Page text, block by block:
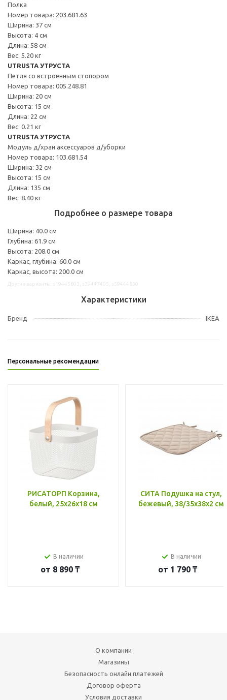
Полка
Номер товара: 203.681.63
Ширина: 37 см
Высота: 4 см
Длина: 58 см
Вес: 5.20 кг
UTRUSTA УТРУСТА
Петля со встроенным стопором
Номер товара: 005.248.81
Ширина: 20 см
Высота: 15 см
Длина: 22 см
Вес: 0.21 кг
UTRUSTA УТРУСТА
Модуль д/хран аксессуаров д/уборки
Номер товара: 103.681.54
Ширина: 32 см
Высота: 15 см
Длина: 135 см
Вес: 8.40 кг
Подробнее о размере товара
Ширина: 40.0 см
Глубина: 61.9 см
Высота: 208.0 см
Каркас, глубина: 60.0 см
Каркас, высота: 200.0 см
Характеристики
Бренд IKEA
Персональные рекомендации
РИСАТОРП Корзина,
белый, 25x26x18 см
В наличии
от 8 890 ₸
СИТА Подушка на стул,
бежевый, 38/35x38x2 см
В наличии
от 1 790 ₸
О компании
Магазины
Безопасность онлайн платежей
Договор оферта
Условия доставки